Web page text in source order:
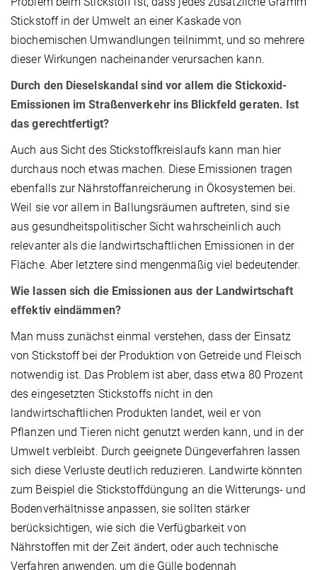
Stickstoff in der Umwelt an einer Kaskade von
biochemischen Umwandlungen teilnimmt, und so mehrere
dieser Wirkungen nacheinander verursachen kann.
Durch den Dieselskandal sind vor allem die Stickoxid-
Emissionen im Straßenverkehr ins Blickfeld geraten. Ist
das gerechtfertigt?
Auch aus Sicht des Stickstoffkreislaufs kann man hier
durchaus noch etwas machen. Diese Emissionen tragen
ebenfalls zur Nährstoffanreicherung in Ökosystemen bei.
Weil sie vor allem in Ballungsräumen auftreten, sind sie
aus gesundheitspolitischer Sicht wahrscheinlich auch
relevanter als die landwirtschaftlichen Emissionen in der
Fläche. Aber letztere sind mengenmäßig viel bedeutender.
Wie lassen sich die Emissionen aus der Landwirtschaft
effektiv eindämmen?
Man muss zunächst einmal verstehen, dass der Einsatz
von Stickstoff bei der Produktion von Getreide und Fleisch
notwendig ist. Das Problem ist aber, dass etwa 80 Prozent
des eingesetzten Stickstoffs nicht in den
landwirtschaftlichen Produkten landet, weil er von
Pflanzen und Tieren nicht genutzt werden kann, und in der
Umwelt verbleibt. Durch geeignete Düngeverfahren lassen
sich diese Verluste deutlich reduzieren. Landwirte könnten
zum Beispiel die Stickstoffdüngung an die Witterungs- und
Bodenverhältnisse anpassen, sie sollten stärker
berücksichtigen, wie sich die Verfügbarkeit von
Nährstoffen mit der Zeit ändert, oder auch technische
Verfahren anwenden, um die Gülle bodennah